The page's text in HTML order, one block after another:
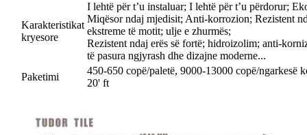
Karakteristikat
kryesore
I lehtë për t’u instaluar; I lehtë për t’u përdorur;
Miqësor ndaj mjedisit; Anti-korrozion; Rezistent
ekstreme të motit; ulje e zhurmës;
Rezistent ndaj erës së fortë; hidroizolim; anti-
të pasura ngjyrash dhe dizajne moderne...
Paketimi
450-650 copë/paletë, 9000-13000 copë/ngarkesë
20' ft